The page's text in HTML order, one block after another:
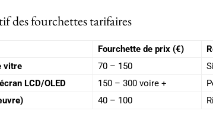
des fourchettes tarifaires
Fourchette de prix (€)
vitre
70 – 150
LCD/OLED
150 – 300 voire +
40 – 100